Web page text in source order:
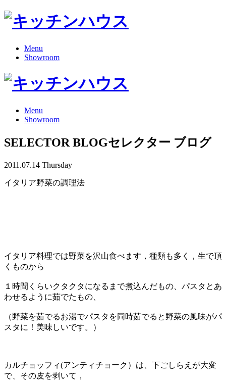
Menu
Showroom
Menu
Showroom
SELECTOR BLOGセレクター ブログ
2011.07.14 Thursday
イタリア野菜の調理法
イタリア料理では野菜を沢山食べます，種類も多く，生で頂
くものから
１時間くらいクタクタになるまで煮込んだもの、パスタとあ
わせるように茹でたもの、
（野菜を茹でるお湯でパスタを同時茹でると野菜の風味がパ
スタに！美味しいです。）
カルチョッフィ(アンティチョーク）は、下ごしらえが大変
で、その皮を剥いて，